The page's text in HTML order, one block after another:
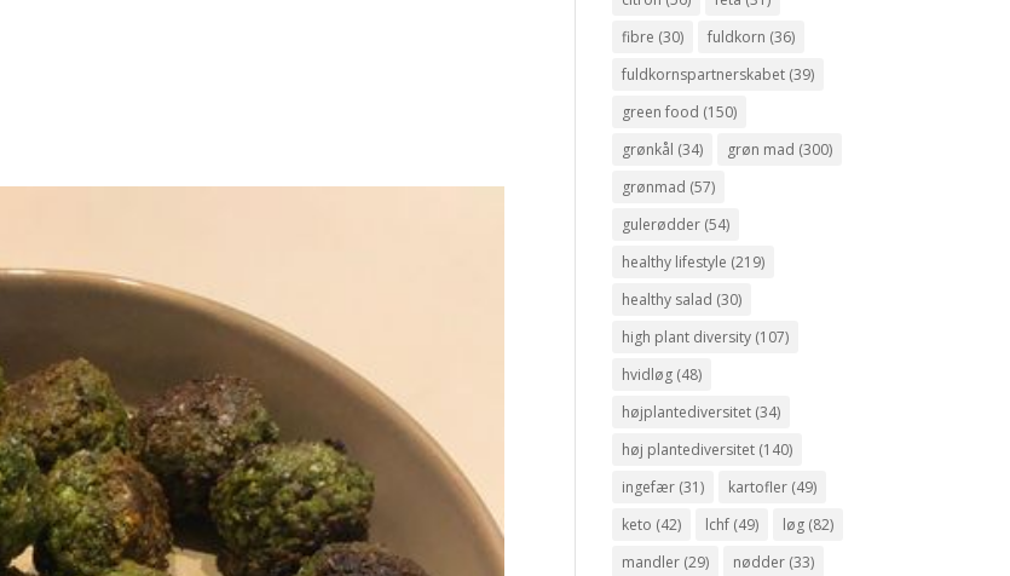
fibre (30) fuldkorn (36)
fuldkornspartnerskabet (39)
green food (150)
grønkål (34) grøn mad (300)
grønmad (57)
gulerødder (54)
healthy lifestyle (219)
healthy salad (30)
high plant diversity (107)
hvidløg (48)
højplantediversitet (34)
høj plantediversitet (140)
ingefær (31) kartofler (49)
keto (42) lchf (49) løg (82)
mandler (29) nødder (33)